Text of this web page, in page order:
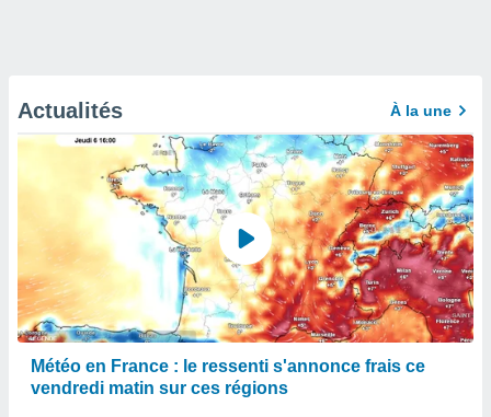
Actualités À la une
Météo en France : le ressenti s'annonce frais ce
vendredi matin sur ces régions